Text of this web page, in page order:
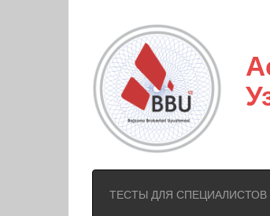
ТЕСТЫ ДЛЯ СПЕЦИАЛИСТОВ